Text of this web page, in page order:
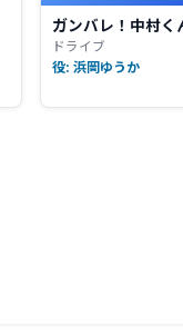
ガンバレ！中村く
ドライブ
役: 浜岡ゆうか